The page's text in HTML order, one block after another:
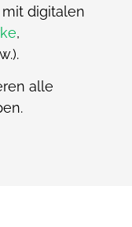
digitalen
,
alle